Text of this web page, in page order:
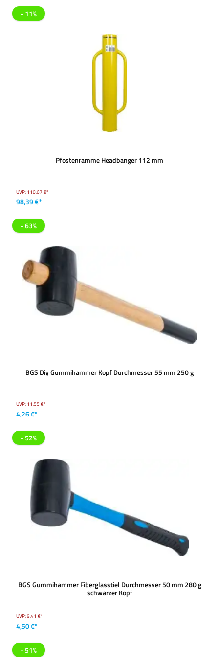
- 11%
Pfostenramme Headbanger 112 mm
UVP:110,67 €*
98,39 €*
- 63%
BGS Diy Gummihammer Kopf Durchmesser 55 mm 250 g
UVP:11,55 €*
4,26 €*
- 52%
BGS Gummihammer Fiberglasstiel Durchmesser 50 mm 280 g
schwarzer Kopf
UVP:9,41 €*
4,50 €*
- 51%